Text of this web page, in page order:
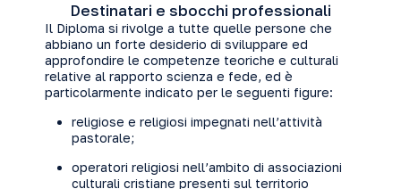
Destinatari e sbocchi professionali
Il Diploma si rivolge a tutte quelle persone che
abbiano un forte desiderio di sviluppare ed
approfondire le competenze teoriche e culturali
relative al rapporto scienza e fede, ed è
particolarmente indicato per le seguenti figure:
religiose e religiosi impegnati nell’attività
pastorale;
operatori religiosi nell’ambito di associazioni
culturali cristiane presenti sul territorio